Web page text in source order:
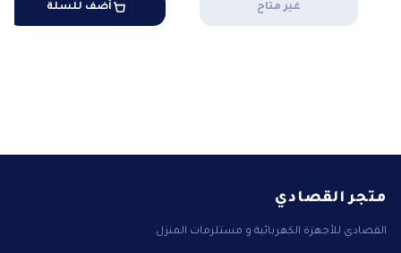
غير متاح أضف للسلة
متجر القصادي
القصادي للأجهزة الكهربائية و مستلزمات المنزل